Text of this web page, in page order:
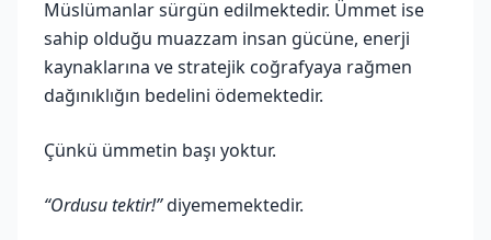
Müslümanlar sürgün edilmektedir. Ümmet ise
sahip olduğu muazzam insan gücüne, enerji
kaynaklarına ve stratejik coğrafyaya rağmen
dağınıklığın bedelini ödemektedir.
Çünkü ümmetin başı yoktur.
“Ordusu tektir!”diyememektedir.